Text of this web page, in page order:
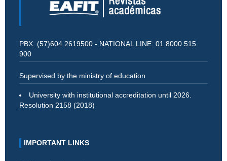
PBX: (57)604 2619500 - NATIONAL LINE: 01 8000 515
900
Supervised by the ministry of education
University with institutional accreditation until 2026.
Resolution 2158 (2018)
IMPORTANT LINKS